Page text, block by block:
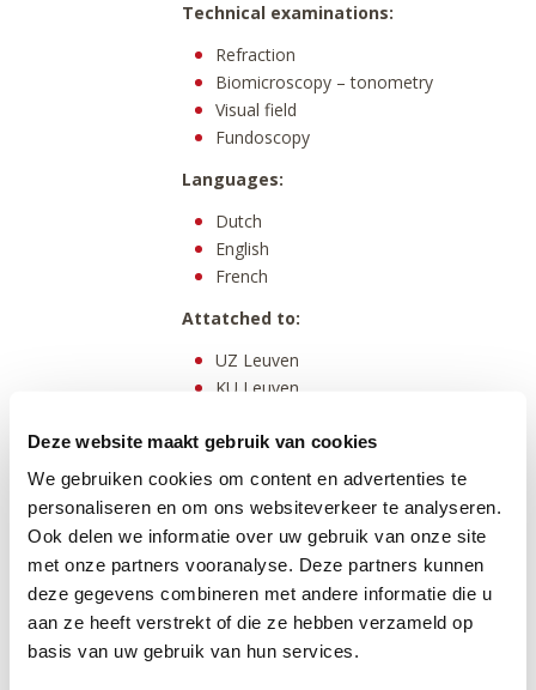
Deze website maakt gebruik van cookies
We gebruiken cookies om content en advertenties te
personaliseren en om ons websiteverkeer te analyseren.
Ook delen we informatie over uw gebruik van onze site
met onze partners vooranalyse. Deze partners kunnen
deze gegevens combineren met andere informatie die u
aan ze heeft verstrekt of die ze hebben verzameld op
basis van uw gebruik van hun services.
Technical examinations:
Refraction
Biomicroscopy – tonometry
Visual field
Fundoscopy
Languages:
Dutch
English
French
Attatched to:
UZ Leuven
KU Leuven
Wezembeek-Oppem: Ophthalmology
Morning Noon Evening
Monday
Tuesday
Wednesday